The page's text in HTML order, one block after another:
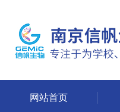
网站首页